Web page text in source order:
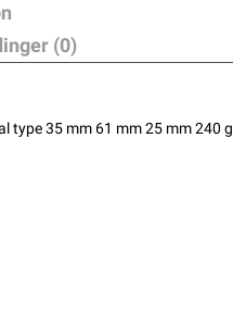
(0)
type 35 mm 61 mm 25 mm 240 g